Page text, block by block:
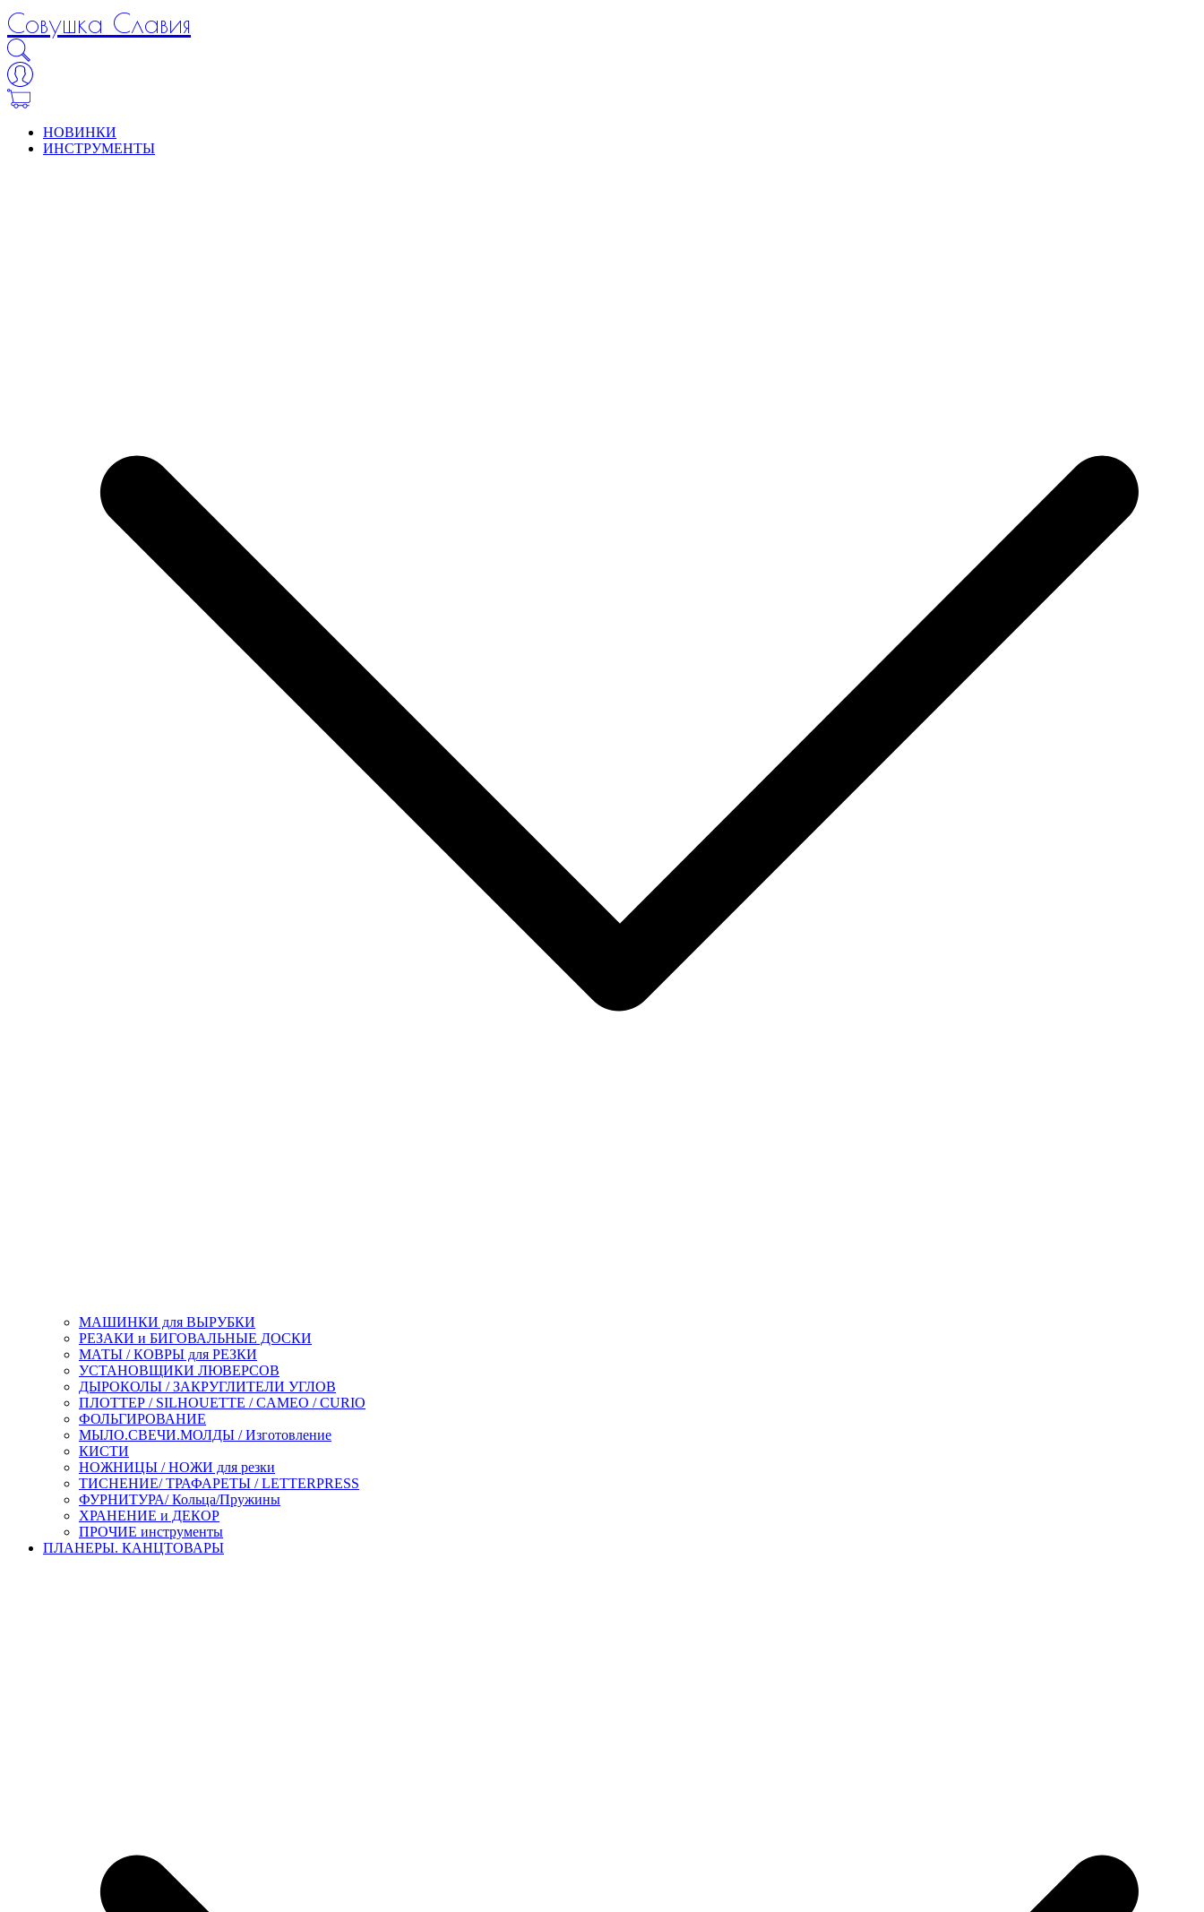
Совушка Славия
НОВИНКИ
ИНСТРУМЕНТЫ
МАШИНКИ для ВЫРУБКИ
РЕЗАКИ и БИГОВАЛЬНЫЕ ДОСКИ
МАТЫ / КОВРЫ для РЕЗКИ
УСТАНОВЩИКИ ЛЮВЕРСОВ
ДЫРОКОЛЫ / ЗАКРУГЛИТЕЛИ УГЛОВ
ПЛОТТЕР / SILHOUETTE / CAMEO / CURIO
ФОЛЬГИРОВАНИЕ
МЫЛО.СВЕЧИ.МОЛДЫ / Изготовление
КИСТИ
НОЖНИЦЫ / НОЖИ для резки
ТИСНЕНИЕ/ ТРАФАРЕТЫ / LETTERPRESS
ФУРНИТУРА/ Кольца/Пружины
ХРАНЕНИЕ и ДЕКОР
ПРОЧИЕ инструменты
ПЛАНЕРЫ. КАНЦТОВАРЫ